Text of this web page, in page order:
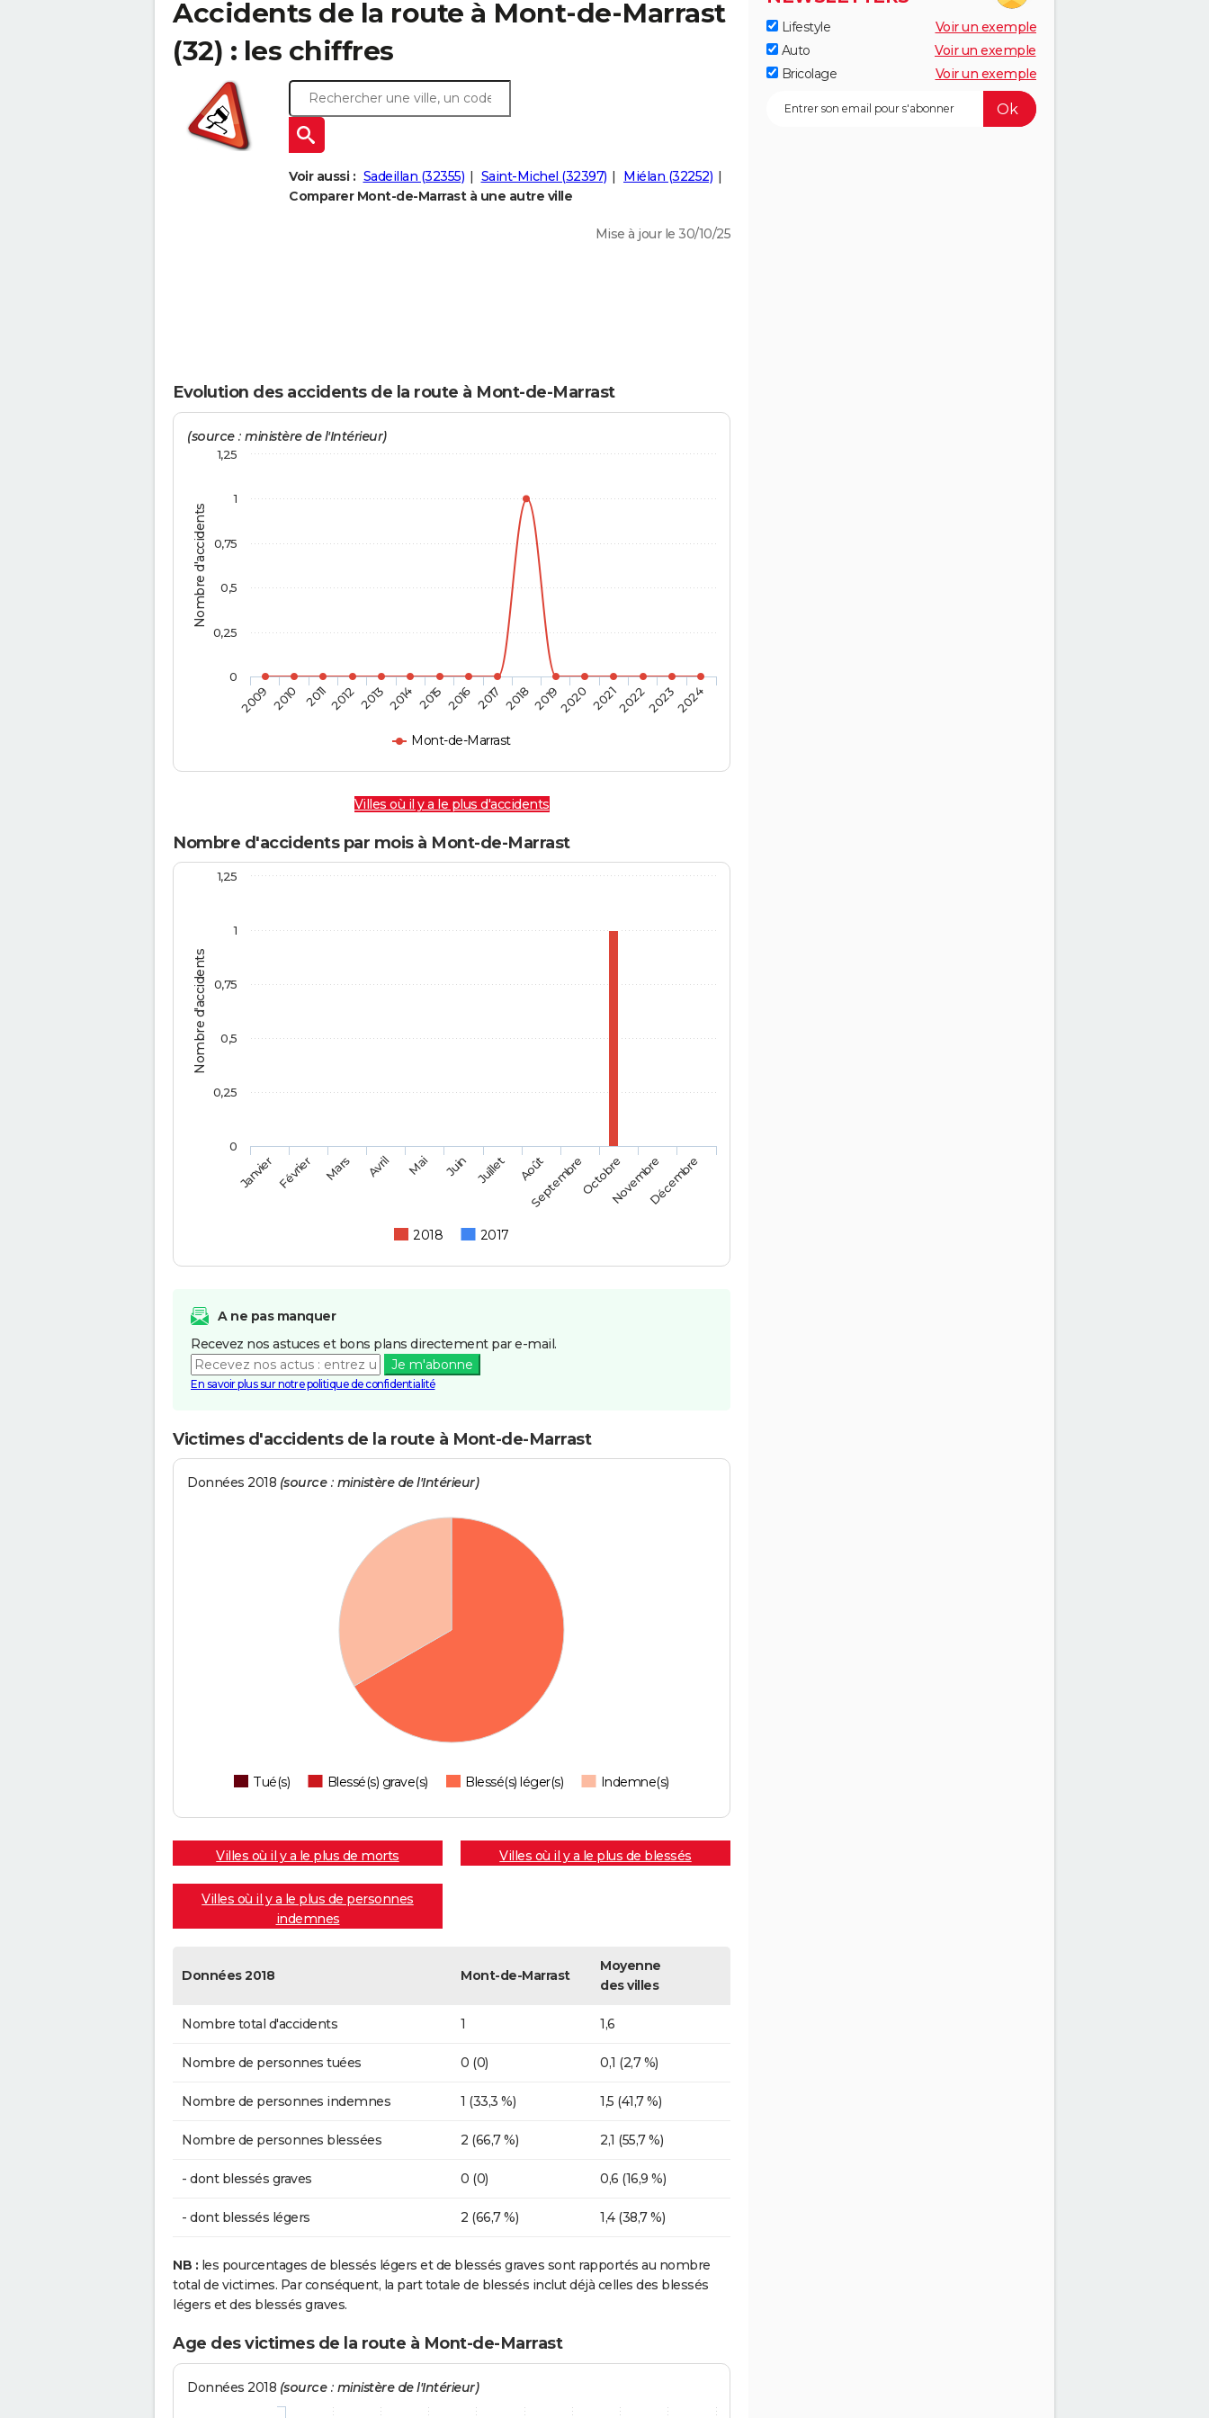
Accidents de la route à Mont-de-Marrast
(32) : les chiffres
Voir aussi : Sadeillan (32355) Saint-Michel (32397)
Miélan (32252)
Comparer Mont-de-Marrast à une autre ville
Mise à jour le 30/10/25
Evolution des accidents de la route à Mont-de-Marrast
Nombre d'accidents
(source : ministère de l'Intérieur)
Mont-de-Marrast
2009 2010 20112012 2013 2014 2015 2016 2017 201820192020 2021202220232024
0
0,25
0,5
0,75
1
1,25
Villes où il y a le plus d'accidents
Nombre d'accidents par mois à Mont-de-Marrast
Nombre d'accidents
2018 2017
JanvierFévrier Mars Avril Mai Juin Juillet Août
SeptembreOctobreNovembreDécembre
0
1
0,25
0,5
0,75
1,25
A ne pas manquer
Recevez nos astuces et bons plans directement par e-mail.
Je m'abonne
En savoir plus sur notre politique de confidentialité
Victimes d'accidents de la route à Mont-de-Marrast
Données 2018 (source : ministère de l'Intérieur)
Tué(s) Blessé(s) grave(s) Blessé(s) léger(s) Indemne(s)
Villes où il y a le plus de morts Villes où il y a le plus de blessés
Villes où il y a le plus de personnes
indemnes
Données 2018 Mont-de-Marrast
Moyenne
des villes
Nombre total d'accidents 1 1,6
Nombre de personnes tuées 0 (0) 0,1 (2,7 %)
Nombre de personnes indemnes 1 (33,3 %) 1,5 (41,7 %)
Nombre de personnes blessées 2 (66,7 %) 2,1 (55,7 %)
- dont blessés graves 0 (0) 0,6 (16,9 %)
- dont blessés légers 2 (66,7 %) 1,4 (38,7 %)
NB : les pourcentages de blessés légers et de blessés graves sont rapportés au nombre
total de victimes. Par conséquent, la part totale de blessés inclut déjà celles des blessés
légers et des blessés graves.
Age des victimes de la route à Mont-de-Marrast
Données 2018 (source : ministère de l'Intérieur)
Lifestyle
Voir un exemple
Auto
Voir un exemple
Bricolage
Voir un exemple